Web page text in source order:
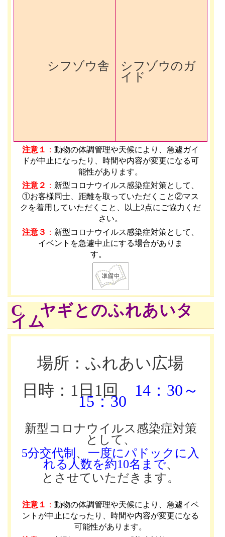
シフゾウ舎
シフゾウのガ
イド
注意１ ：動物の体調管理や天候により、急遽ガイ
ドが中止になったり、時間や内容が変更になる可
能性があります。
注意２ ： 新型コロナウイルス感染症対策として、
①お客様同士、距離を取っていただくこと②マス
クを着用していただくこと、以上2点にご協力くだ
さい。
注意３ ： 新型コロナウイルス感染症対策として、
イベントを急遽中止にする場合がありま
す。
C ヤギとのふれあいタ
イム
場所：ふれあい広場
日時：1日1回
14：30～
15：30
新型コロナウイルス感染症対策
として、
5分交代制 、 一度にパドックに入
れる人数を約10名まで、
とさせていただきます。
注意１ ：動物の体調管理や天候により、急遽イベ
ントが中止になったり、時間や内容が変更になる
可能性があります。